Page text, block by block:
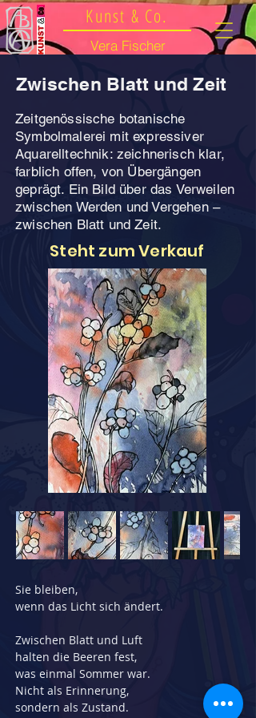
Kunst & Co.
Vera Fischer
Zwischen Blatt und Zeit
Zeitgenössische botanische
Symbolmalerei mit expressiver
Aquarelltechnik: zeichnerisch klar,
farblich offen, von Übergängen
geprägt. Ein Bild über das Verweilen
zwischen Werden und Vergehen –
zwischen Blatt und Zeit.
Steht zum Verkauf
Sie bleiben,
wenn das Licht sich ändert.
Zwischen Blatt und Luft
halten die Beeren fest,
was einmal Sommer war.
Nicht als Erinnerung,
sondern als Zustand.